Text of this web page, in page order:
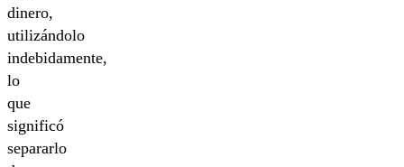
dinero,
utilizándolo
indebidamente,
lo
que
significó
separarlo